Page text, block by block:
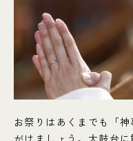
お祭りはあくまでも「
がけましょう。太鼓台に